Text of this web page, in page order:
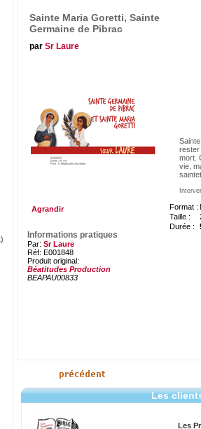
Sainte Maria Goretti, Sainte
Germaine de Pibrac
par Sr Laure
Agrandir
Informations pratiques
Par: Sr Laure
Réf: E001848
Produit original:
Béatitudes Production
BEAPAU00833
rester
mort.
vie,
Format :
Taille :
Durée :
Les
Les